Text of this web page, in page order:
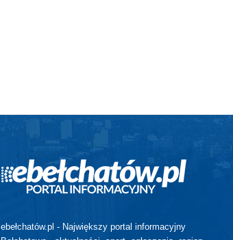
ebełchatów.pl - Największy portal informacyjny